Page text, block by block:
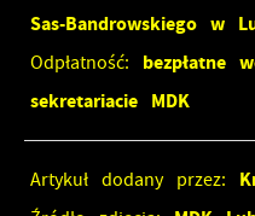
Sas-Bandrowskiego w
Odpłatność:
bezpłatne
sekretariacie MDK
Artykuł dodany przez: